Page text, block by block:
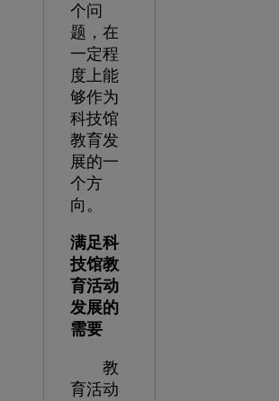
个问
题，在
一定程
度上能
够作为
科技馆
教育发
展的一
个方
向。
满足科
技馆教
育活动
发展的
需要
教
育活动